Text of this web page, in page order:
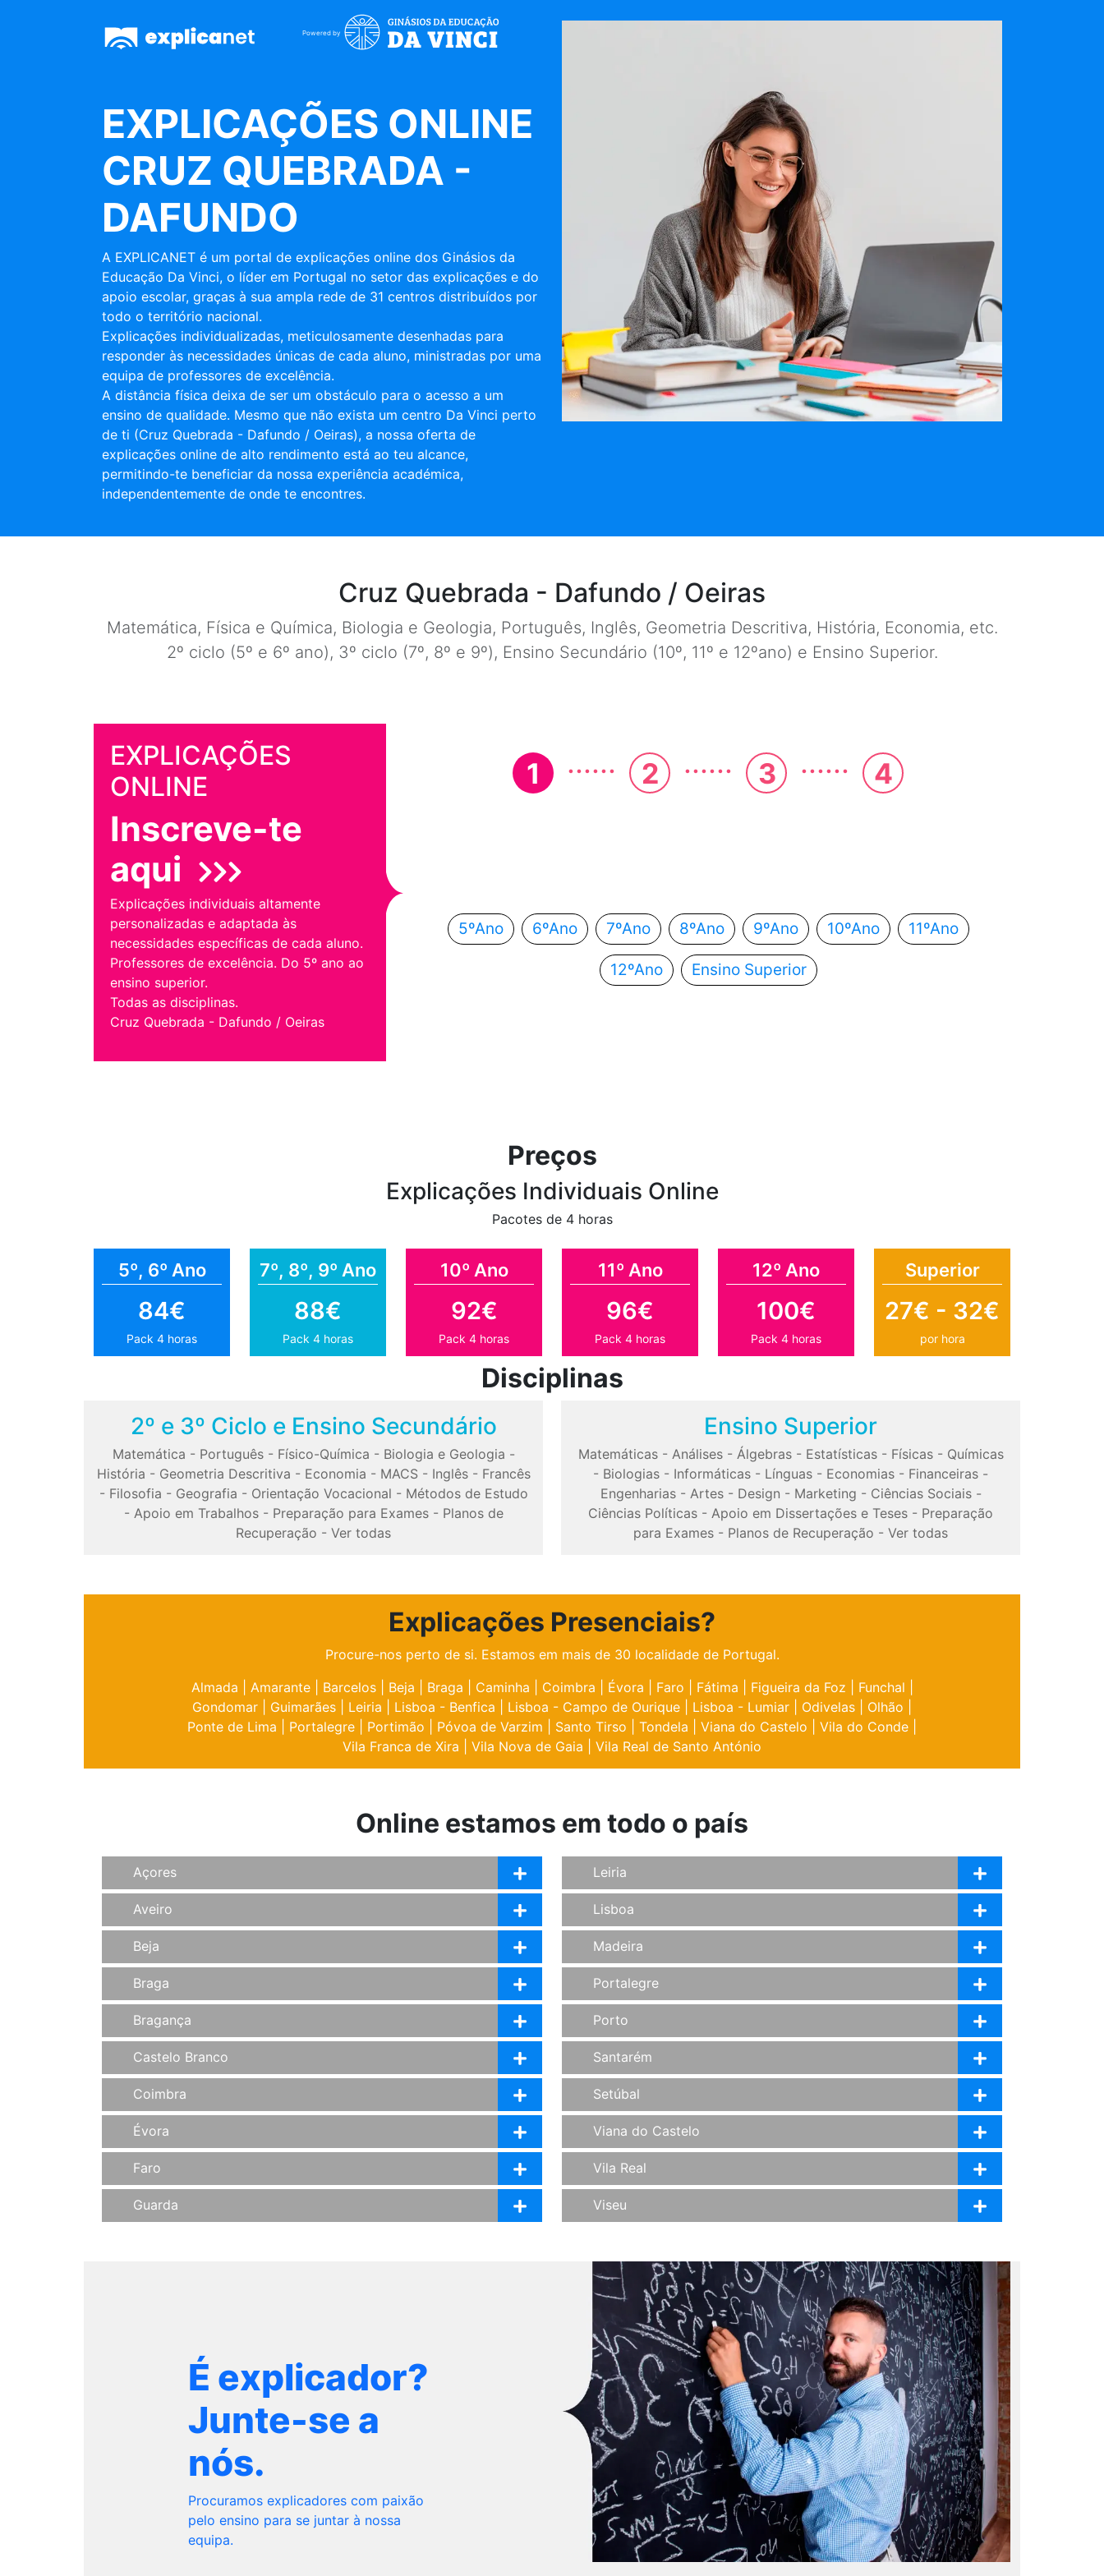
Powered by
EXPLICAÇÕES ONLINE
CRUZ QUEBRADA -
DAFUNDO
A EXPLICANET é um portal de explicações online dos Ginásios da
Educação Da Vinci, o líder em Portugal no setor das explicações e do
apoio escolar, graças à sua ampla rede de 31 centros distribuídos por
todo o território nacional.
Explicações individualizadas, meticulosamente desenhadas para
responder às necessidades únicas de cada aluno, ministradas por uma
equipa de professores de excelência.
A distância física deixa de ser um obstáculo para o acesso a um
ensino de qualidade. Mesmo que não exista um centro Da Vinci perto
de ti (Cruz Quebrada - Dafundo / Oeiras), a nossa oferta de
explicações online de alto rendimento está ao teu alcance,
permitindo-te beneficiar da nossa experiência académica,
independentemente de onde te encontres.
Cruz Quebrada - Dafundo / Oeiras
Matemática, Física e Química, Biologia e Geologia, Português, Inglês, Geometria Descritiva, História, Economia, etc.
2º ciclo (5º e 6º ano), 3º ciclo (7º, 8º e 9º), Ensino Secundário (10º, 11º e 12ºano) e Ensino Superior.
EXPLICAÇÕES
ONLINE
Inscreve-te
aqui
Explicações individuais altamente
personalizadas e adaptada às
necessidades específicas de cada aluno.
Professores de excelência. Do 5º ano ao
ensino superior.
Todas as disciplinas.
Cruz Quebrada - Dafundo / Oeiras
1 ...... 2 ...... 3 ...... 4
5ºAno 6ºAno 7ºAno 8ºAno 9ºAno 10ºAno 11ºAno
12ºAno Ensino Superior
Preços
Explicações Individuais Online
Pacotes de 4 horas
5º, 6º Ano
84€
Pack 4 horas
7º, 8º, 9º Ano
88€
Pack 4 horas
10º Ano
92€
Pack 4 horas
11º Ano
96€
Pack 4 horas
12º Ano
100€
Pack 4 horas
Superior
27€ - 32€
por hora
Disciplinas
2º e 3º Ciclo e Ensino Secundário
Matemática - Português- Físico-Química - Biologia e Geologia -
História - Geometria Descritiva - Economia - MACS- Inglês- Francês
- Filosofia - Geografia - Orientação Vocacional - Métodos de Estudo
- Apoio em Trabalhos- Preparação para Exames- Planos de
Recuperação - Ver todas
Ensino Superior
Matemáticas- Análises- Álgebras- Estatísticas- Físicas- Químicas
- Biologias - Informáticas - Línguas - Economias - Financeiras -
Engenharias- Artes- Design - Marketing - Ciências Sociais-
Ciências Políticas - Apoio em Dissertações e Teses - Preparação
para Exames - Planos de Recuperação - Ver todas
Explicações Presenciais?
Procure-nos perto de si. Estamos em mais de 30 localidade de Portugal.
Almada
Amarante Barcelos Beja Braga Caminha Coimbra Évora Faro Fátima Figueira da Foz Funchal
Gondomar
Guimarães Leiria Lisboa - Benfica Lisboa - Campo de Ourique Lisboa - Lumiar Odivelas Olhão
Ponte de Lima
Portalegre Portimão Póvoa de Varzim Santo Tirso Tondela Viana do Castelo Vila do Conde
Vila Franca de Xira
Vila Nova de Gaia Vila Real de Santo António
Online estamos em todo o país
Açores
Aveiro
Beja
Braga
Bragança
Castelo Branco
Coimbra
Évora
Faro
Guarda
Leiria
Lisboa
Madeira
Portalegre
Porto
Santarém
Setúbal
Viana do Castelo
Vila Real
Viseu
É explicador?
Junte-se a
nós.
Procuramos explicadores com paixão
pelo ensino para se juntar à nossa
equipa.